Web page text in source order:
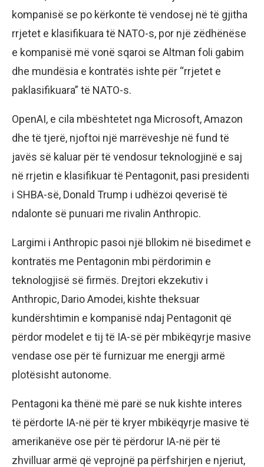
kompanisë se po kërkonte të vendosej në të gjitha
rrjetet e klasifikuara të NATO-s, por një zëdhënëse
e kompanisë më vonë sqaroi se Altman foli gabim
dhe mundësia e kontratës ishte për “rrjetet e
paklasifikuara” të NATO-s.
OpenAI, e cila mbështetet nga Microsoft, Amazon
dhe të tjerë, njoftoi një marrëveshje në fund të
javës së kaluar për të vendosur teknologjinë e saj
në rrjetin e klasifikuar të Pentagonit, pasi presidenti
i SHBA-së, Donald Trump i udhëzoi qeverisë të
ndalonte së punuari me rivalin Anthropic.
Largimi i Anthropic pasoi një bllokim në bisedimet e
kontratës me Pentagonin mbi përdorimin e
teknologjisë së firmës. Drejtori ekzekutiv i
Anthropic, Dario Amodei, kishte theksuar
kundërshtimin e kompanisë ndaj Pentagonit që
përdor modelet e tij të IA-së për mbikëqyrje masive
vendase ose për të furnizuar me energji armë
plotësisht autonome.
Pentagoni ka thënë më parë se nuk kishte interes
të përdorte IA-në për të kryer mbikëqyrje masive të
amerikanëve ose për të përdorur IA-në për të
zhvilluar armë që veprojnë pa përfshirjen e njeriut,